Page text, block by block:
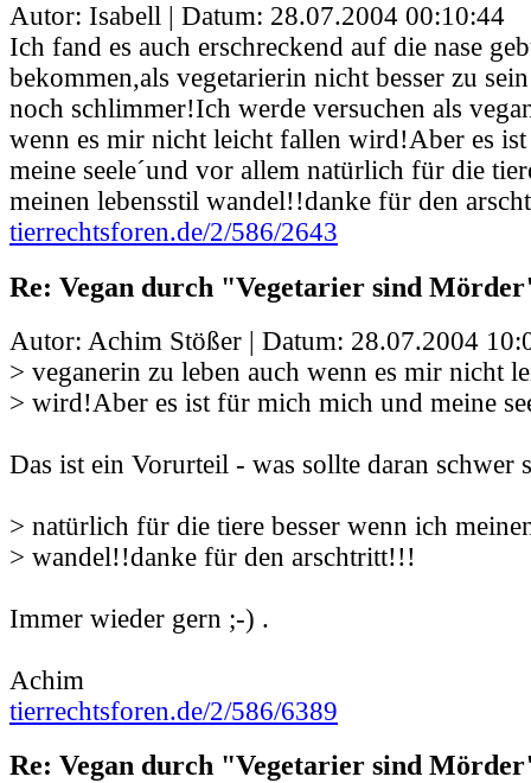
Autor: Isabell | Datum: 28.07.2004 00:10:44
Ich fand es auch erschreckend auf die nase
bekommen,als vegetarierin nicht besser zu
noch schlimmer!Ich werde versuchen als
wenn es mir nicht leicht fallen wird!Aber es
meine seele´und vor allem natürlich für die
meinen lebensstil wandel!!danke für den
tierrechtsforen.de/2/586/2643
Re: Vegan durch "Vegetarier sind
Autor: Achim Stößer | Datum: 28.07.2004
> veganerin zu leben auch wenn es mir nicht
> wird!Aber es ist für mich mich und meine
Das ist ein Vorurteil - was sollte daran schwer
> natürlich für die tiere besser wenn ich
> wandel!!danke für den arschtritt!!!
Immer wieder gern ;-) .
Achim
tierrechtsforen.de/2/586/6389
Re: Vegan durch "Vegetarier sind